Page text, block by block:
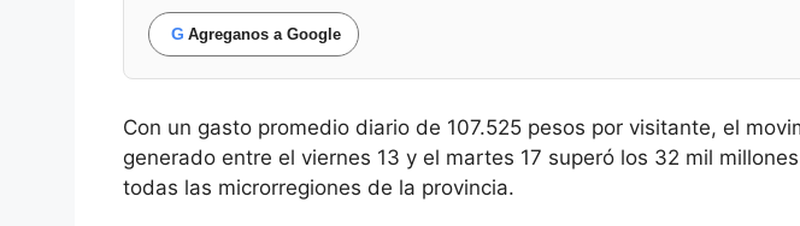
G Agreganos a Google
Con un gasto promedio diario de 107.525 pesos por visitante, el
generado entre el viernes 13 y el martes 17 superó los 32 mil
todas las microrregiones de la provincia.